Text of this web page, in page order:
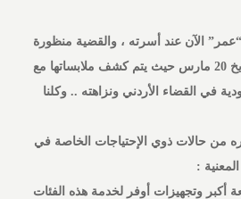
الآن عند أسرته ، والقضية منظورة
لدى القضاء الأردني حتى تاريخ 20 مارس حيث يتم كشف ملابساتها مع
في القضاء الأردني ونزاهته .. وكلنا
من حالات ذوي الإحتياجات الخاصة في
:
أكبر وتجهيزات أوفر لخدمة هذه الفئات